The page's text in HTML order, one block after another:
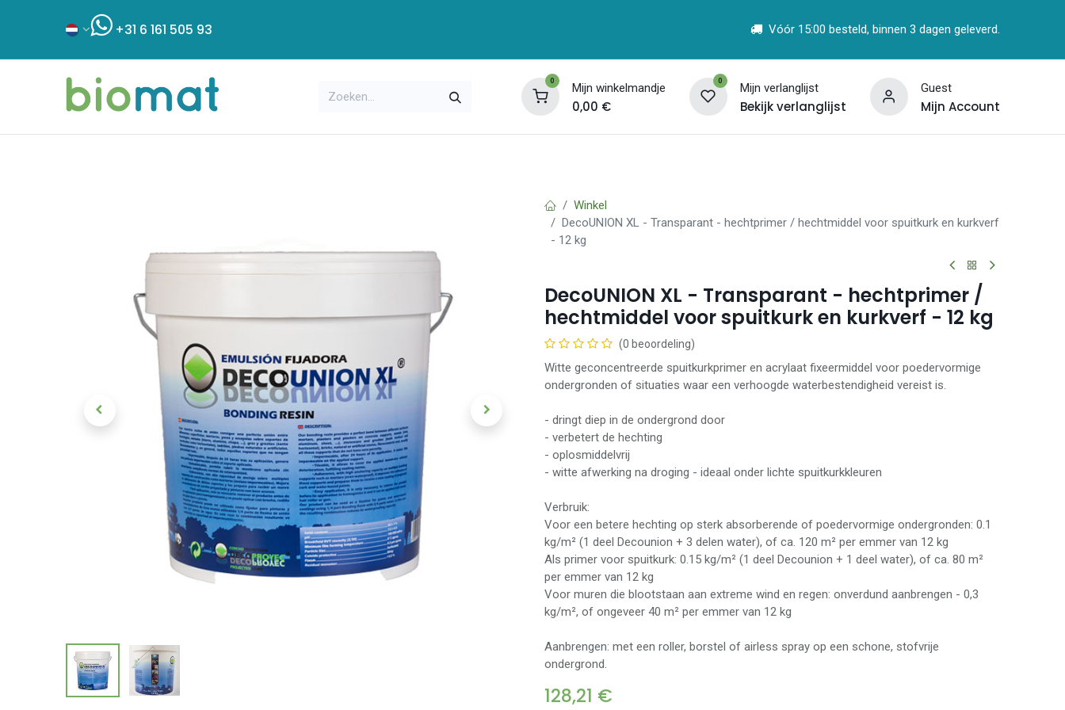
+31 6 161 505 93 Vóór 15:00 besteld, binnen 3 dagen geleverd.
0 Mijn winkelmandje
0,00 €
0 Mijn verlanglijst
Bekijk verlanglijst
Guest
Mijn Account
Winkel
DecoUNION XL - Transparant - hechtprimer / hechtmiddel voor spuitkurk en kurkverf
- 12 kg
DecoUNION XL - Transparant - hechtprimer /
hechtmiddel voor spuitkurk en kurkverf - 12 kg
(0 beoordeling)
Witte geconcentreerde spuitkurkprimer en acrylaat fixeermiddel voor poedervormige
ondergronden of situaties waar een verhoogde waterbestendigheid vereist is.
- dringt diep in de ondergrond door
- verbetert de hechting
- oplosmiddelvrij
- witte afwerking na droging - ideaal onder lichte spuitkurkkleuren
Verbruik:
Voor een betere hechting op sterk absorberende of poedervormige ondergronden: 0.1
kg/m² (1 deel Decounion + 3 delen water), of ca. 120 m² per emmer van 12 kg
Als primer voor spuitkurk: 0.15 kg/m² (1 deel Decounion + 1 deel water), of ca. 80 m²
per emmer van 12 kg
Voor muren die blootstaan aan extreme wind en regen: onverdund aanbrengen - 0,3
kg/m², of ongeveer 40 m² per emmer van 12 kg
Aanbrengen: met een roller, borstel of airless spray op een schone, stofvrije
ondergrond.
128,21 €